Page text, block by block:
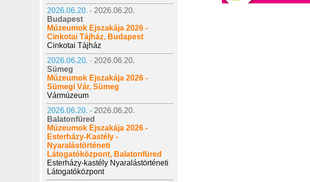
2026.06.20. - 2026.06.20.
Budapest
Múzeumok Éjszakája 2026 -
Cinkotai Tájház, Budapest
Cinkotai Tájház
2026.06.20. - 2026.06.20.
Sümeg
Múzeumok Éjszakája 2026 -
Sümegi Vár, Sümeg
Vármúzeum
2026.06.20. - 2026.06.20.
Balatonfüred
Múzeumok Éjszakája 2026 -
Esterházy-Kastély -
Nyaralástörténeti
Látogatóközpont, Balatonfüred
Esterházy-kastély Nyaralástörténeti
Látogatóközpont